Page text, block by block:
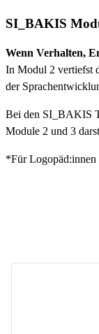
SI_BAKIS
Wenn Verhalten,
In Modul 2 vertiefst
der
Bei den SI_BAKIS
Module 2 und 3
*Für Logopäd:innen